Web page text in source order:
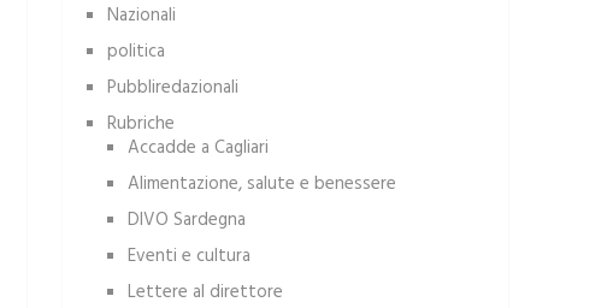
Nazionali
politica
Pubbliredazionali
Rubriche
Accadde a Cagliari
Alimentazione, salute e benessere
DIVO Sardegna
Eventi e cultura
Lettere al direttore